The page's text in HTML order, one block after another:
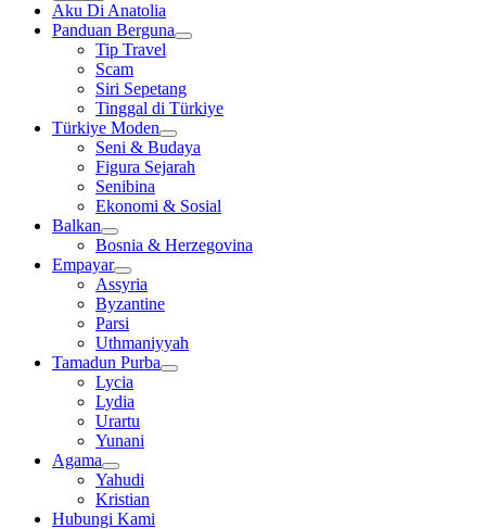
Aku Di Anatolia
Panduan Berguna
Tip Travel
Scam
Siri Sepetang
Tinggal di Türkiye
Türkiye Moden
Seni & Budaya
Figura Sejarah
Senibina
Ekonomi & Sosial
Balkan
Bosnia & Herzegovina
Empayar
Assyria
Byzantine
Parsi
Uthmaniyyah
Tamadun Purba
Lycia
Lydia
Urartu
Yunani
Agama
Yahudi
Kristian
Hubungi Kami